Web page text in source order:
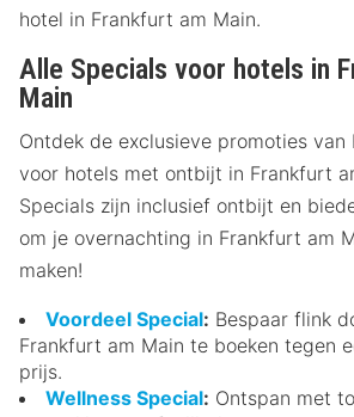
hotel in Frankfurt am Main.
Alle Specials voor hotels in
Main
Ontdek de exclusieve promoties van
voor hotels met ontbijt in Frankfurt
Specials zijn inclusief ontbijt en
om je overnachting in Frankfurt am
maken!
Voordeel Special: Bespaar flink
Frankfurt am Main te boeken tegen
prijs.
Wellness Special: Ontspan met